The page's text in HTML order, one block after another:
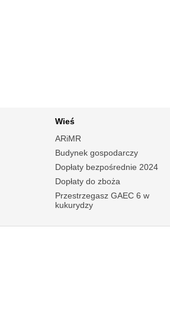
Wieś
ARiMR
Budynek gospodarczy
Dopłaty bezpośrednie 2024
Dopłaty do zboża
Przestrzegasz GAEC 6 w
kukurydzy